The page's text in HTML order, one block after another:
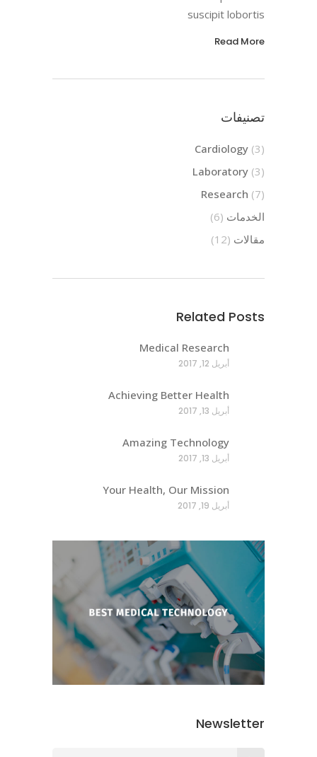
suscipit lobortis
Read More
تصنيفات
Cardiology (3)
Laboratory (3)
Research (7)
الخدمات (6)
مقالات (12)
Related Posts
Medical Research
أبريل 12, 2017
Achieving Better Health
أبريل 13, 2017
Amazing Technology
أبريل 13, 2017
Your Health, Our Mission
أبريل 19, 2017
Newsletter